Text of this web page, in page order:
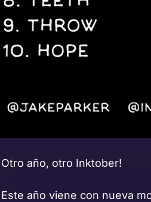
Otro año, otro Inktober!
Este año viene con nueva